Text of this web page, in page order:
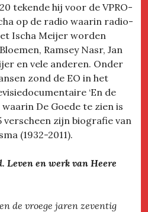
tekende hij voor de VPRO-
op de radio waarin radio-
Ischa Meijer worden
Ramsey Nasr, Jan
en vele anderen. Onder
zond de EO in het
‘En de
De Goede te zien is
verscheen zijn biografie van
(1932-2011).
Leven en werk van Heere
de vroege jaren zeventig